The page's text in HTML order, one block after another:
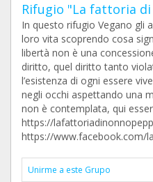
Rifugio "La fattoria
In questo rifugio Vegano gli
loro vita scoprendo cosa
libertà non è una
diritto, quel diritto tanto
l’esistenza di ogni essere
negli occhi aspettando una
non è contemplata, qui
https://
https://www.facebook.com/
Unirme a este Grupo